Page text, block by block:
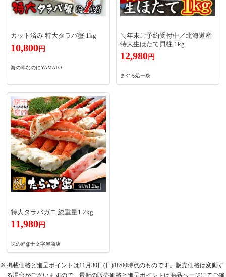
カット済み 特大タラバ蟹 1kg
10,800円
海の幸なのにYAMATO
＼年末ご予約受付中／北海道産
特大生ほたて貝柱 1kg
12,980円
まぐろ処一条
特大タラバガニ 総重量1.2kg
11,980円
味の匠@十文字屋商店
掲載価格と進呈ポイントは11月30日(日)18:00時点のものです。販売価格は変動す
る場合がございますので、最新の販売価格と進呈ポイントは商品ページにてご確